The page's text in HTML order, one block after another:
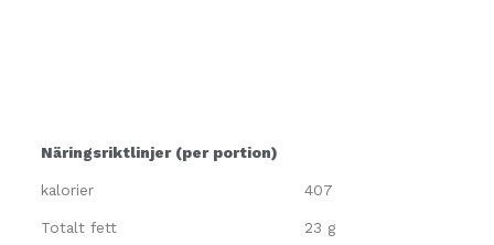
Näringsriktlinjer (per portion)
kalorier 407
Totalt fett 23 g